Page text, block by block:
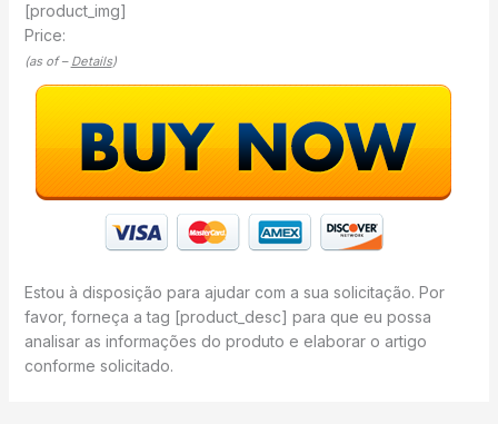
[product_img]
Price:
(as of – Details)
Estou à disposição para ajudar com a sua solicitação. Por
favor, forneça a tag [product_desc] para que eu possa
analisar as informações do produto e elaborar o artigo
conforme solicitado.